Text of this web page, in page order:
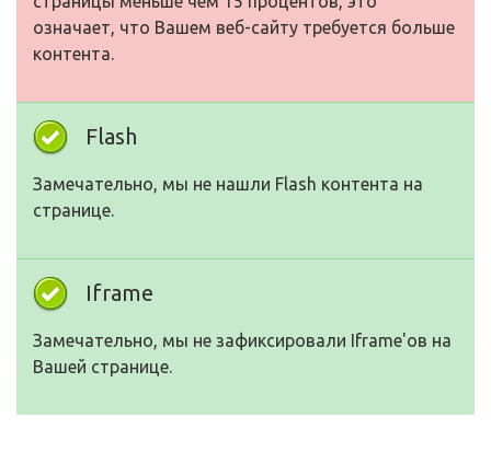
означает, что Вашем веб-сайту требуется больше
контента.
Flash
Замечательно, мы не нашли Flash контента на
странице.
Iframe
Замечательно, мы не зафиксировали Iframe'ов на
Вашей странице.